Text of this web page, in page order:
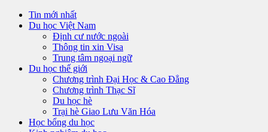
Tin mới nhất
Du học Việt Nam
Định cư nước ngoài
Thông tin xin Visa
Trung tâm ngoại ngữ
Du học thế giới
Chương trình Đại Học & Cao Đẳng
Chương trình Thạc Sĩ
Du học hè
Trại hè Giao Lưu Văn Hóa
Học bổng du học